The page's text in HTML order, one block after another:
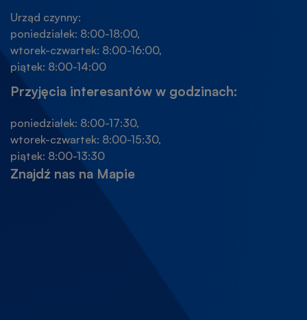
Urząd czynny:
poniedziałek: 8:00-18:00,
wtorek-czwartek: 8:00-16:00,
piątek: 8:00-14:00
Przyjęcia interesantów w godzinach:
poniedziałek: 8:00-17:30,
wtorek-czwartek: 8:00-15:30,
piątek: 8:00-13:30
Znajdź nas na Mapie